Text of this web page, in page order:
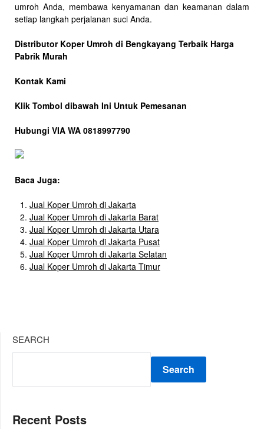
umroh Anda, membawa kenyamanan dan keamanan dalam
setiap langkah perjalanan suci Anda.
Distributor Koper Umroh di Bengkayang Terbaik Harga
Pabrik Murah
Kontak Kami
Klik Tombol dibawah Ini Untuk Pemesanan
Hubungi VIA WA 0818997790
Baca Juga:
Jual Koper Umroh di Jakarta
Jual Koper Umroh di Jakarta Barat
Jual Koper Umroh di Jakarta Utara
Jual Koper Umroh di Jakarta Pusat
Jual Koper Umroh di Jakarta Selatan
Jual Koper Umroh di Jakarta Timur
SEARCH
Search
Recent Posts